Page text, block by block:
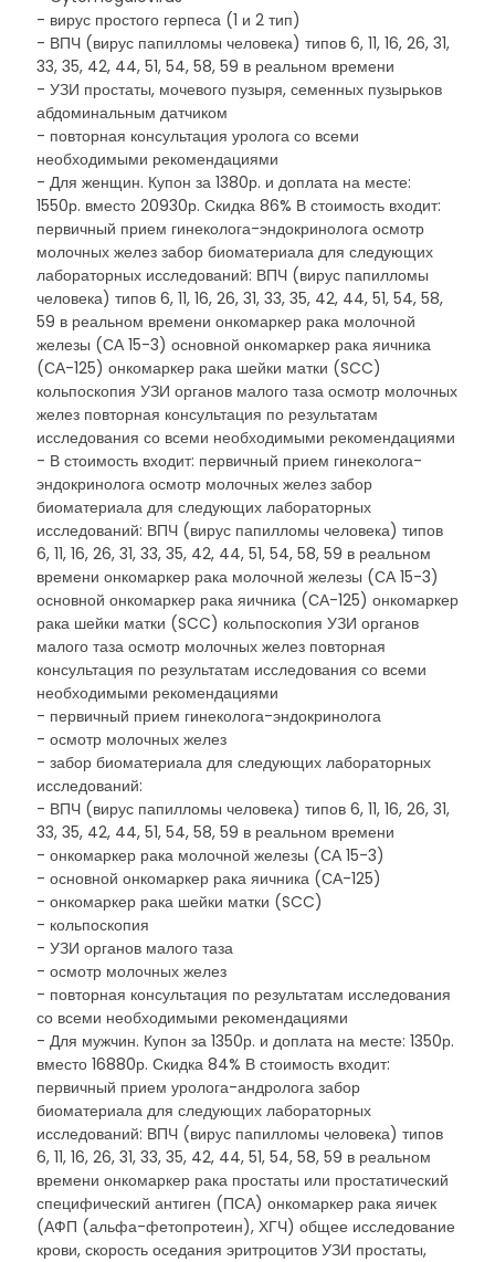
- вирус простого герпеса (1 и 2 тип)
- ВПЧ (вирус папилломы человека) типов 6, 11, 16, 26, 31,
33, 35, 42, 44, 51, 54, 58, 59 в реальном времени
- УЗИ простаты, мочевого пузыря, семенных пузырьков
абдоминальным датчиком
- повторная консультация уролога со всеми
необходимыми рекомендациями
- Для женщин. Купон за 1380р. и доплата на месте:
1550р. вместо 20930р. Скидка 86% В стоимость входит:
первичный прием гинеколога-эндокринолога осмотр
молочных желез забор биоматериала для следующих
лабораторных исследований: ВПЧ (вирус папилломы
человека) типов 6, 11, 16, 26, 31, 33, 35, 42, 44, 51, 54, 58,
59 в реальном времени онкомаркер рака молочной
железы (СА 15-3) основной онкомаркер рака яичника
(СА-125) онкомаркер рака шейки матки (SCC)
кольпоскопия УЗИ органов малого таза осмотр молочных
желез повторная консультация по результатам
исследования со всеми необходимыми рекомендациями
- В стоимость входит: первичный прием гинеколога-
эндокринолога осмотр молочных желез забор
биоматериала для следующих лабораторных
исследований: ВПЧ (вирус папилломы человека) типов
6, 11, 16, 26, 31, 33, 35, 42, 44, 51, 54, 58, 59 в реальном
времени онкомаркер рака молочной железы (СА 15-3)
основной онкомаркер рака яичника (СА-125) онкомаркер
рака шейки матки (SCC) кольпоскопия УЗИ органов
малого таза осмотр молочных желез повторная
консультация по результатам исследования со всеми
необходимыми рекомендациями
- первичный прием гинеколога-эндокринолога
- осмотр молочных желез
- забор биоматериала для следующих лабораторных
исследований:
- ВПЧ (вирус папилломы человека) типов 6, 11, 16, 26, 31,
33, 35, 42, 44, 51, 54, 58, 59 в реальном времени
- онкомаркер рака молочной железы (СА 15-3)
- основной онкомаркер рака яичника (СА-125)
- онкомаркер рака шейки матки (SCC)
- кольпоскопия
- УЗИ органов малого таза
- осмотр молочных желез
- повторная консультация по результатам исследования
со всеми необходимыми рекомендациями
- Для мужчин. Купон за 1350р. и доплата на месте: 1350р.
вместо 16880р. Скидка 84% В стоимость входит:
первичный прием уролога-андролога забор
биоматериала для следующих лабораторных
исследований: ВПЧ (вирус папилломы человека) типов
6, 11, 16, 26, 31, 33, 35, 42, 44, 51, 54, 58, 59 в реальном
времени онкомаркер рака простаты или простатический
специфический антиген (ПСА) онкомаркер рака яичек
(АФП (альфа-фетопротеин), ХГЧ) общее исследование
крови, скорость оседания эритроцитов УЗИ простаты,